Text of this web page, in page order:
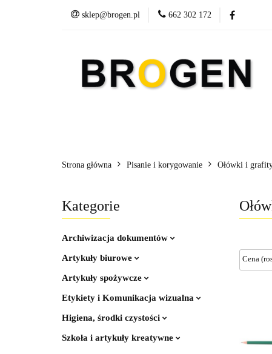
sklep@brogen.pl 662 302 172
Art. Biurowe
Nowości
Strona główna Pisanie i korygowanie Ołówki i
Kategorie
Archiwizacja dokumentów
Artykuły biurowe
Artykuły spożywcze
Etykiety i Komunikacja wizualna
Higiena, środki czystości
Szkoła i artykuły kreatywne